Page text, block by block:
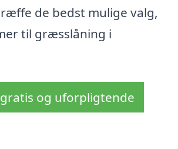
de bedst mulige valg,
til græsslåning i
og uforpligtende